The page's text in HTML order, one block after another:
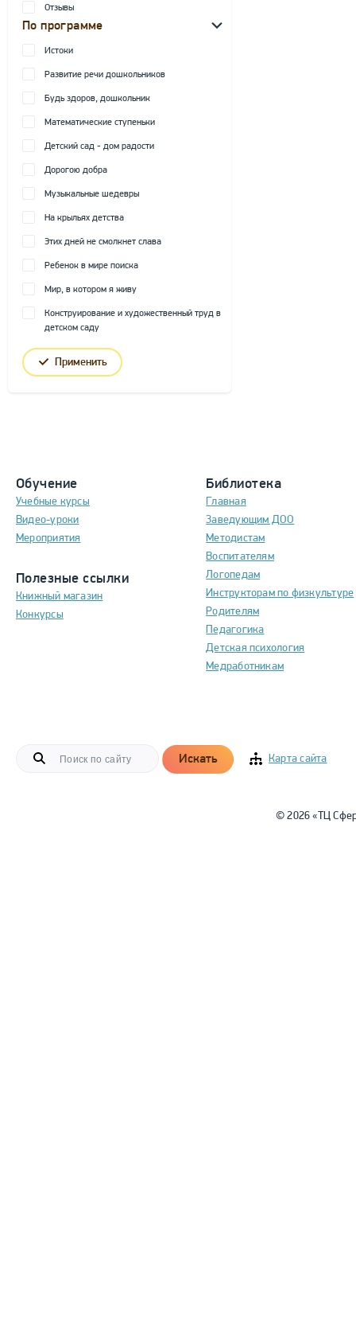
Отзывы
По программе
Истоки
Развитие речи дошкольников
Будь здоров, дошкольник
Математические ступеньки
Детский сад - дом радости
Дорогою добра
Музыкальные шедевры
На крыльях детства
Этих дней не смолкнет слава
Ребенок в мире поиска
Мир, в котором я живу
Конструирование и художественный труд в
детском саду
Применить
Обучение
Учебные курсы
Видео-уроки
Мероприятия
Полезные ссылки
Книжный магазин
Конкурсы
Библиотека
Главная
Заведующим ДОО
Методистам
Воспитателям
Логопедам
Инструкторам по физкультуре
Родителям
Педагогика
Детская психология
Медработникам
Искать Карта сайта
© 2026 «ТЦ